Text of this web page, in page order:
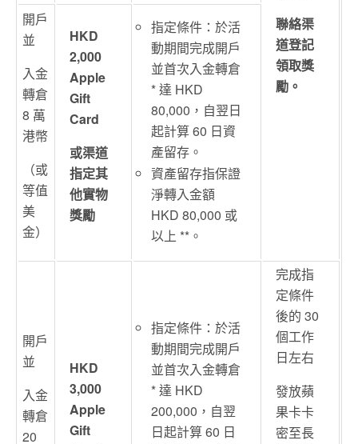
聯絡渠
道登記
領取獎
勵。
開戶
並
入金
轉倉
8 萬
港幣
（或
等值
美
金）
HKD
2,000
Apple
Gift
Card
或渠道
指定其
他實物
獎勵
指定條件：於活
動期間完成開戶
並首次入金轉倉
* 達 HKD
80,000，自翌日
起計算 60 日資
產留存。
資產留存指保證
淨轉入金額
HKD 80,000 或
以上 **。
開戶
並
入金
轉倉
20
HKD
3,000
Apple
Gift
指定條件：於活
動期間完成開戶
並首次入金轉倉
* 達 HKD
200,000，自翌
日起計算 60 日
完成指
定條件
後的 30
個工作
日左右
發放蘋
果卡卡
密至長